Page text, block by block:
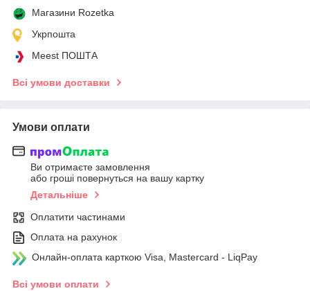
Магазини Rozetka
Укрпошта
Meest ПОШТА
Всі умови доставки
Умови оплати
Ви отримаєте замовлення
або гроші повернуться на вашу картку
Детальніше
Оплатити частинами
Оплата на рахунок
Онлайн-оплата карткою Visa, Mastercard - LiqPay
Всі умови оплати